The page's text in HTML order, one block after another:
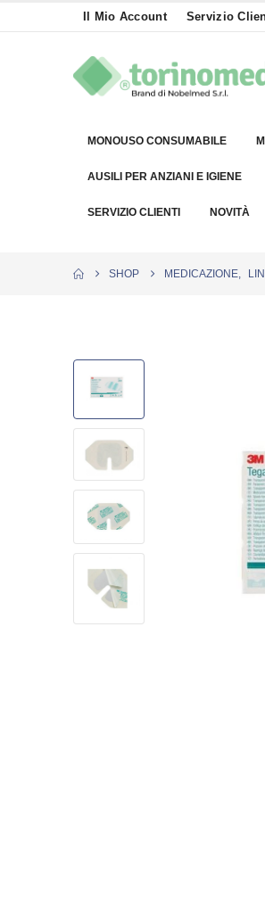
Il Mio Account Servizio
MONOUSO CONSUMABILE
AUSILI PER ANZIANI E IGIENE
SERVIZIO CLIENTI NOVITÀ
SHOP MEDICAZIONE